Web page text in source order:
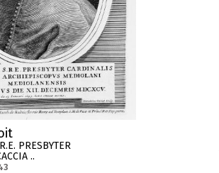
PRESBYTER
..